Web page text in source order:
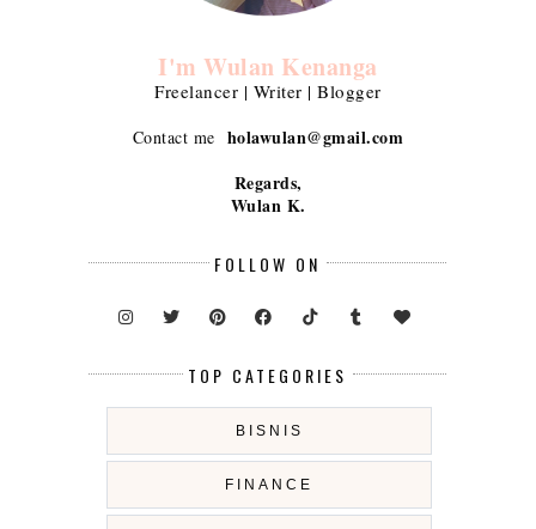
I'm Wulan Kenanga
Freelancer | Writer | Blogger
Contact me holawulan@gmail.com
Regards,
Wulan K.
FOLLOW ON
TOP CATEGORIES
BISNIS
FINANCE